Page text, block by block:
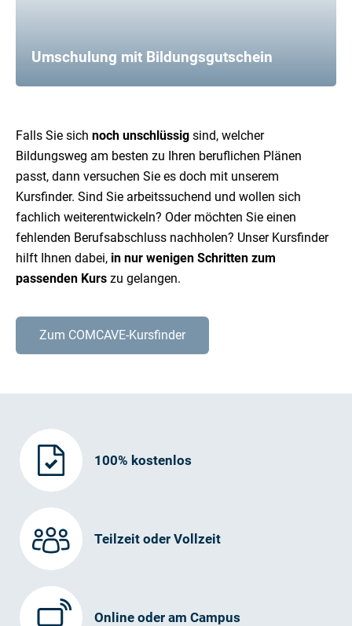
Umschulung mit Bildungsgutschein
Falls Sie sich noch unschlüssig sind, welcher
Bildungsweg am besten zu Ihren beruflichen Plänen
passt, dann versuchen Sie es doch mit unserem
Kursfinder. Sind Sie arbeitssuchend und wollen sich
fachlich weiterentwickeln? Oder möchten Sie einen
fehlenden Berufsabschluss nachholen? Unser Kursfinder
hilft Ihnen dabei, in nur wenigen Schritten zum
passenden Kurs zu gelangen.
Zum COMCAVE-Kursfinder
100% kostenlos
Teilzeit oder Vollzeit
Online oder am Campus